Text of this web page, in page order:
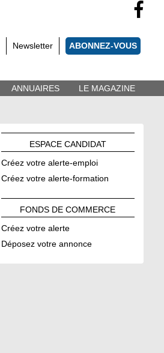
Newsletter ABONNEZ-VOUS
ANNUAIRES
LE MAGAZINE
ESPACE CANDIDAT
Créez votre alerte-emploi
Créez votre alerte-formation
FONDS DECOMMERCE
Créez votre alerte
Déposez votre annonce